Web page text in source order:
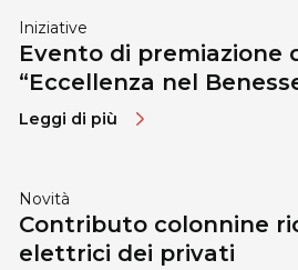
Iniziative
Evento di premiazione
“Eccellenza nel
Leggi di più
Novità
Contributo colonnine
elettrici dei privati